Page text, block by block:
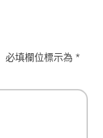
必填欄位標示為*